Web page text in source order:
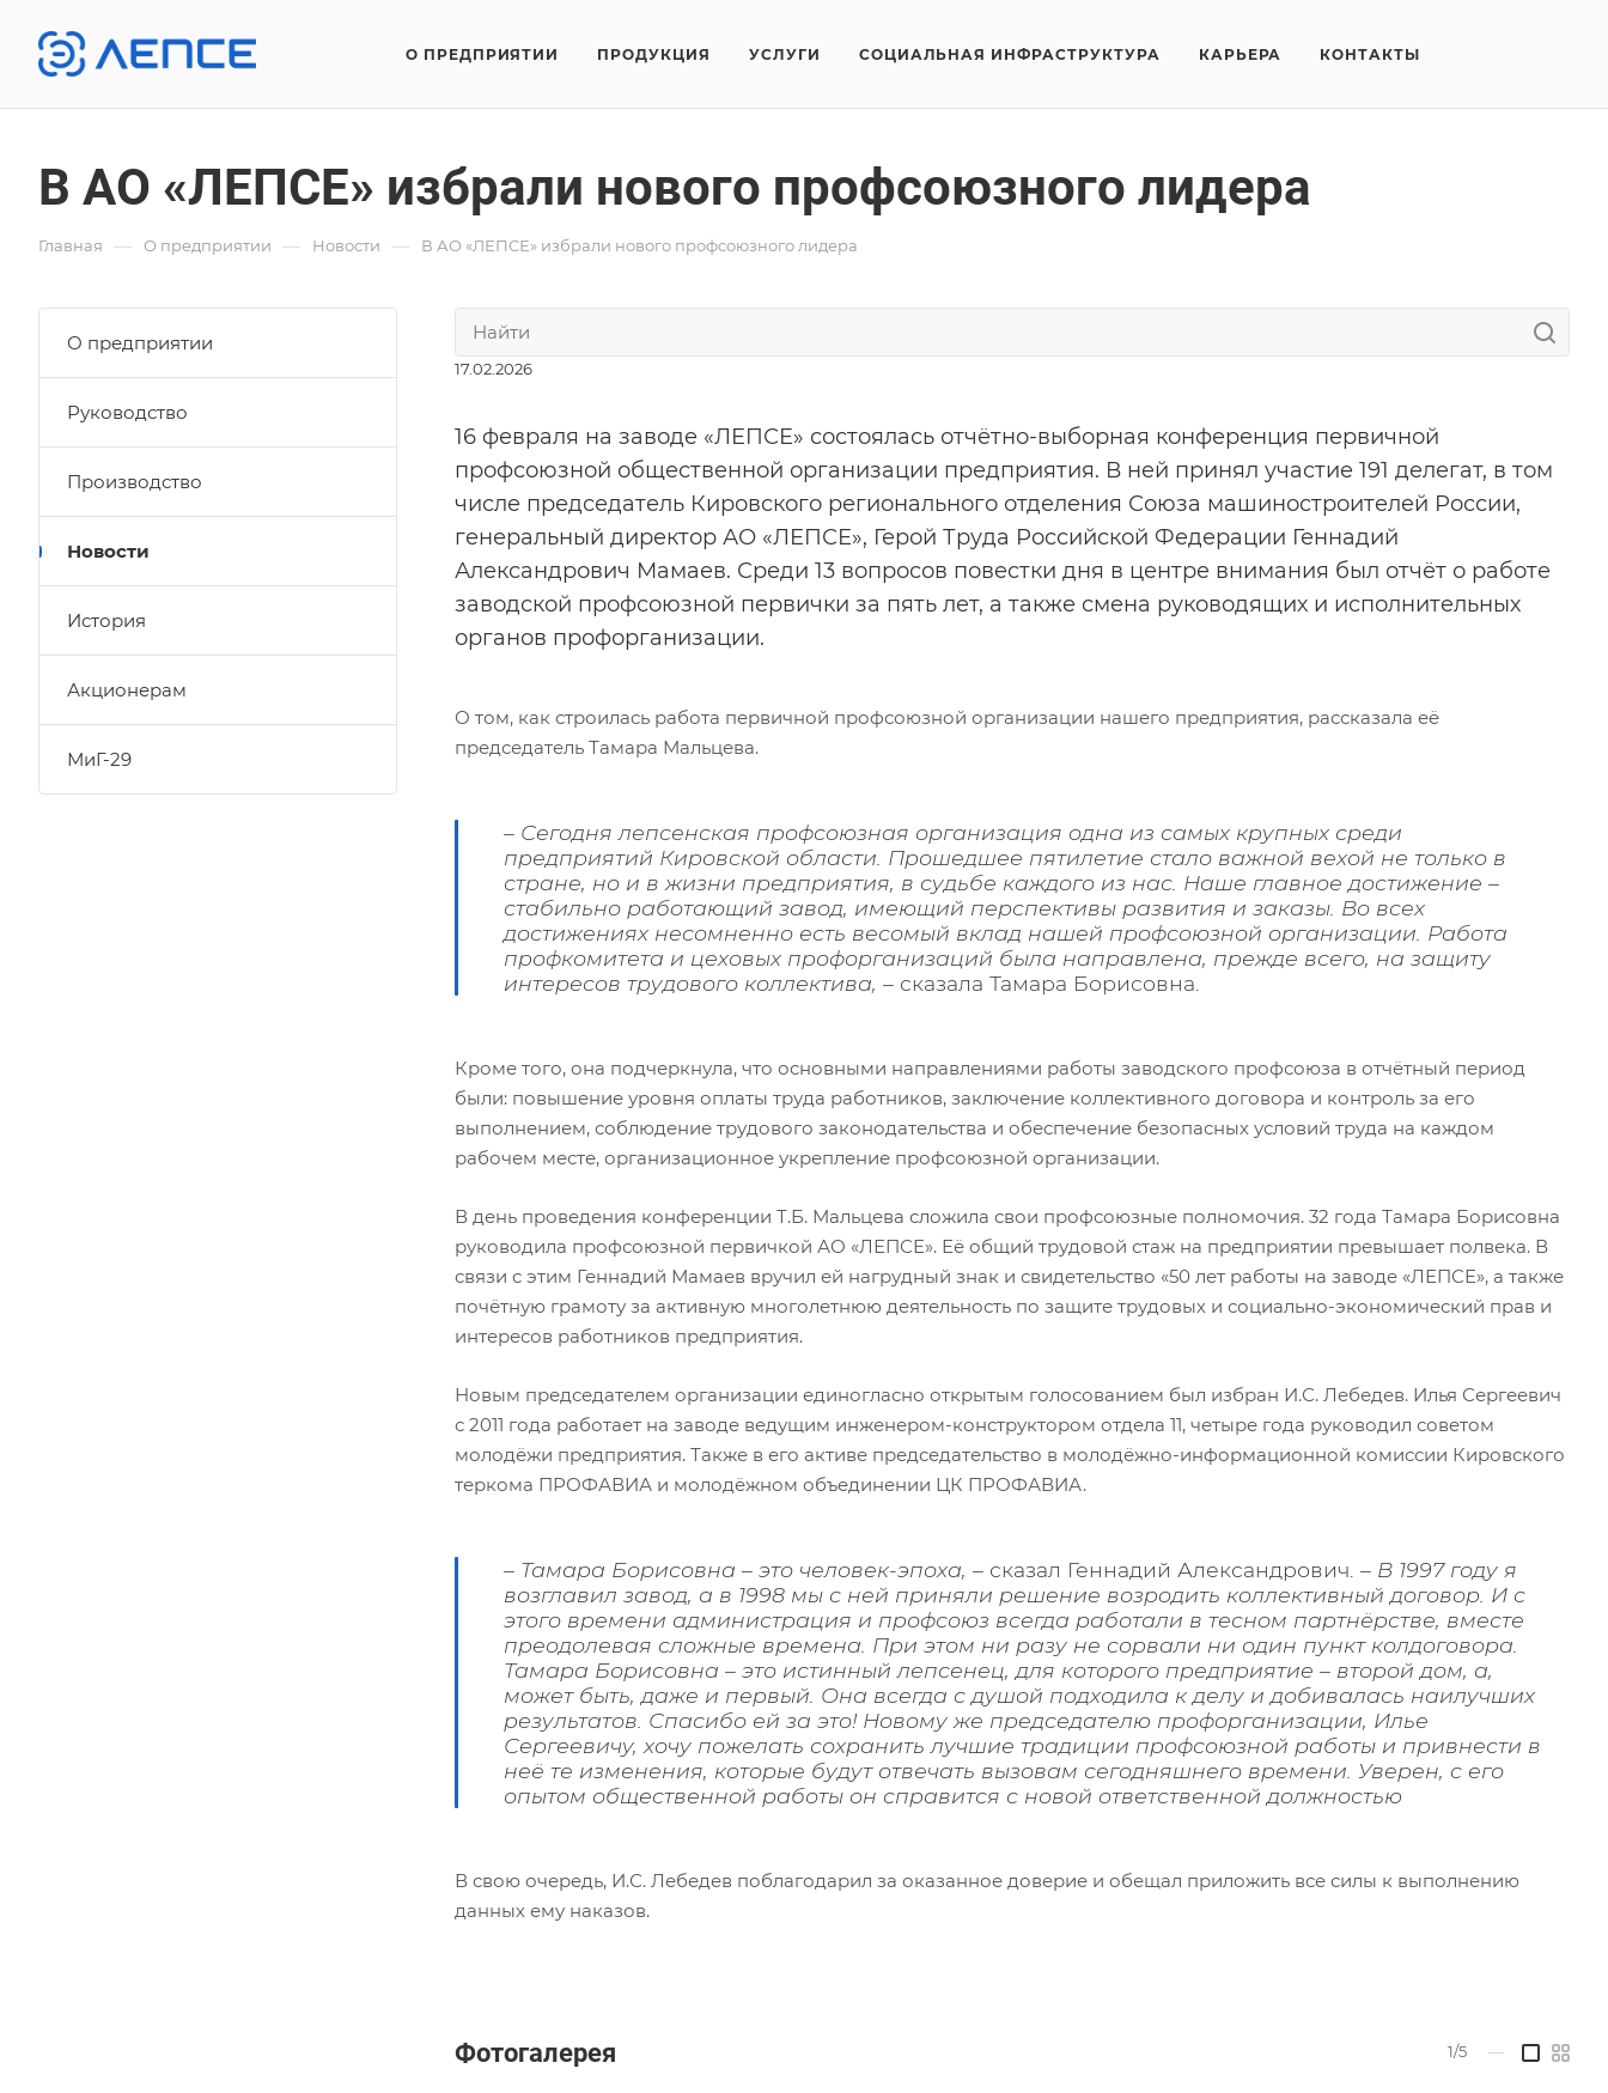
О ПРЕДПРИЯТИИ ПРОДУКЦИЯ УСЛУГИ СОЦИАЛЬНАЯ ИНФРАСТРУКТУРА КАРЬЕРА КОНТАКТЫ
В АО «ЛЕПСЕ» избрали нового профсоюзного лидера
Главная — О предприятии — Новости — В АО «ЛЕПСЕ» избрали нового профсоюзного лидера
17.02.2026
16 февраля на заводе «ЛЕПСЕ» состоялась отчётно-выборная конференция первичной
профсоюзной общественной организации предприятия. В ней принял участие 191 делегат, в том
числе председатель Кировского регионального отделения Союза машиностроителей России,
генеральный директор АО «ЛЕПСЕ», Герой Труда Российской Федерации Геннадий
Александрович Мамаев. Среди 13 вопросов повестки дня в центре внимания был отчёт о работе
заводской профсоюзной первички за пять лет, а также смена руководящих и исполнительных
органов профорганизации.
О том, как строилась работа первичной профсоюзной организации нашего предприятия, рассказала её
председатель Тамара Мальцева.
– Сегодня лепсенская профсоюзная организация одна из самых крупных среди
предприятий Кировской области. Прошедшее пятилетие стало важной вехой не только в
стране, но и в жизни предприятия, в судьбе каждого из нас. Наше главное достижение –
стабильно работающий завод, имеющий перспективы развития и заказы. Во всех
достижениях несомненно есть весомый вклад нашей профсоюзной организации. Работа
профкомитета и цеховых профорганизаций была направлена, прежде всего, на защиту
интересов трудового коллектива, – сказала Тамара Борисовна.
Кроме того, она подчеркнула, что основными направлениями работы заводского профсоюза в отчётный период
были: повышение уровня оплаты труда работников, заключение коллективного договора и контроль за его
выполнением, соблюдение трудового законодательства и обеспечение безопасных условий труда на каждом
рабочем месте, организационное укрепление профсоюзной организации.
В день проведения конференции Т.Б. Мальцева сложила свои профсоюзные полномочия. 32 года Тамара Борисовна
руководила профсоюзной первичкой АО «ЛЕПСЕ». Её общий трудовой стаж на предприятии превышает полвека. В
связи с этим Геннадий Мамаев вручил ей нагрудный знак и свидетельство «50 лет работы на заводе «ЛЕПСЕ», а также
почётную грамоту за активную многолетнюю деятельность по защите трудовых и социально-экономический прав и
интересов работников предприятия.
Новым председателем организации единогласно открытым голосованием был избран И.С. Лебедев. Илья Сергеевич
с 2011 года работает на заводе ведущим инженером-конструктором отдела 11, четыре года руководил советом
молодёжи предприятия. Также в его активе председательство в молодёжно-информационной комиссии Кировского
теркома ПРОФАВИА и молодёжном объединении ЦК ПРОФАВИА.
– Тамара Борисовна – это человек-эпоха, – сказал Геннадий Александрович. – В 1997 году я
возглавил завод, а в 1998 мы с ней приняли решение возродить коллективный договор. И с
этого времени администрация и профсоюз всегда работали в тесном партнёрстве, вместе
преодолевая сложные времена. При этом ни разу не сорвали ни один пункт колдоговора.
Тамара Борисовна – это истинный лепсенец, для которого предприятие – второй дом, а,
может быть, даже и первый. Она всегда с душой подходила к делу и добивалась наилучших
результатов. Спасибо ей за это! Новому же председателю профорганизации, Илье
Сергеевичу, хочу пожелать сохранить лучшие традиции профсоюзной работы и привнести в
неё те изменения, которые будут отвечать вызовам сегодняшнего времени. Уверен, с его
опытом общественной работы он справится с новой ответственной должностью
В свою очередь, И.С. Лебедев поблагодарил за оказанное доверие и обещал приложить все силы к выполнению
данных ему наказов.
Фотогалерея 1/5 —
О предприятии
Руководство
Производство
Новости
История
Акционерам
МиГ-29